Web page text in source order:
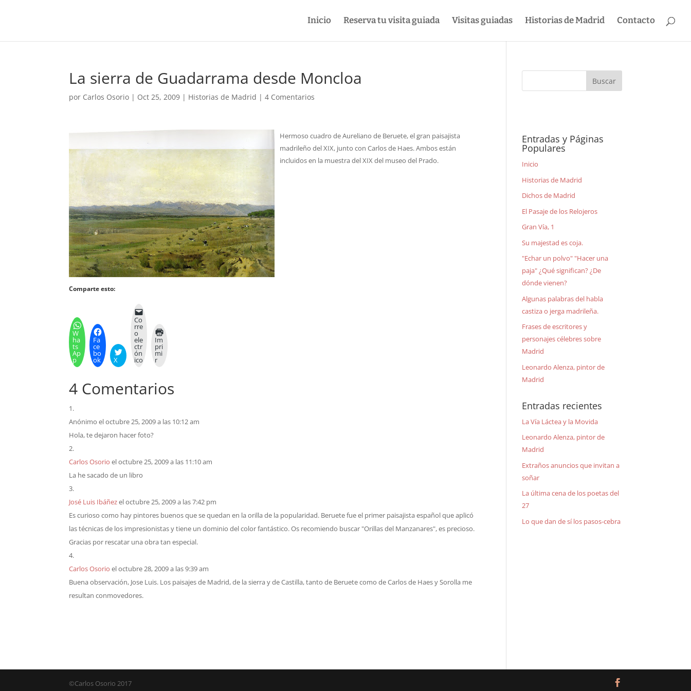
Inicio Reserva tu visita guiada Visitas guiadas Historias de Madrid Contacto
La sierra de Guadarrama desde Moncloa
por Carlos Osorio | Oct 25, 2009 | Historias de Madrid |4 Comentarios
Hermoso cuadro de Aureliano de Beruete, el gran paisajista
madrileño del XIX, junto con Carlos de Haes. Ambos están
incluidos en la muestra del XIX del museo del Prado.
Comparte esto:
W
ha
ts
Ap
p
Fa
ce
bo
ok X
Co
rre
o
ele
ctr
ón
ico
Im
pri
mi
r
4 Comentarios
Anónimo el octubre 25, 2009 a las 10:12 am
Hola, te dejaron hacer foto?
Carlos Osorio el octubre 25, 2009 a las 11:10 am
La he sacado de un libro
José Luis Ibáñezel octubre 25, 2009 a las 7:42 pm
Es curioso como hay pintores buenos que se quedan en la orilla de la popularidad. Beruete fue el primer paisajista español que aplicó
las técnicas de los impresionistas y tiene un dominio del color fantástico. Os recomiendo buscar "Orillas del Manzanares", es precioso.
Gracias por rescatar una obra tan especial.
Carlos Osorio el octubre 28, 2009 a las 9:39 am
Buena observación, Jose Luis. Los paisajes de Madrid, de la sierra y de Castilla, tanto de Beruete como de Carlos de Haes y Sorolla me
resultan conmovedores.
Entradas y Páginas
Populares
Inicio
Historias de Madrid
Dichos de Madrid
El Pasaje de los Relojeros
Gran Vía, 1
Su majestad es coja.
"Echar un polvo" "Hacer una
paja" ¿Qué significan? ¿De
dónde vienen?
Algunas palabras del habla
castiza o jerga madrileña.
Frases de escritores y
personajes célebres sobre
Madrid
Leonardo Alenza, pintor de
Madrid
Entradas recientes
La Vía Láctea y la Movida
Leonardo Alenza, pintor de
Madrid
Extraños anuncios que invitan a
soñar
La última cena de los poetas del
27
Lo que dan de sí los pasos-cebra
©Carlos Osorio 2017